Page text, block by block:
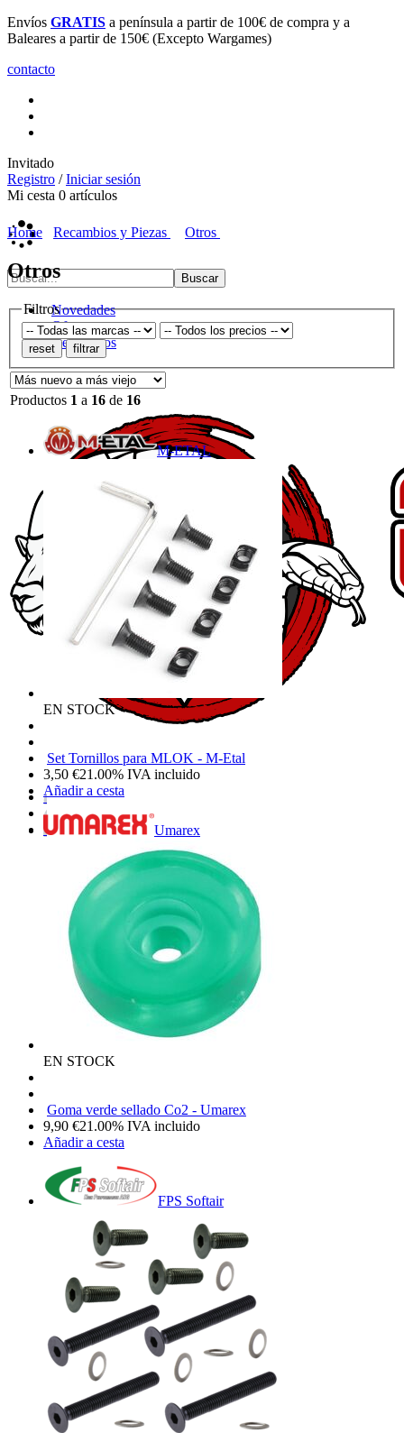
Envíos GRATIS a península a partir de 100€ de compra y a
Baleares a partir de 150€ (Excepto Wargames)
contacto
Invitado
Registro /Iniciar sesión
Mi cesta 0 artículos
Novedades
Ofertas
Destacados
Home Recambios y Piezas Otros
Otros
Filtros
Productos 1 a 16 de 16
M-ETAL
EN STOCK
Set Tornillos para MLOK - M-Etal
3,50 €21.00% IVA incluido
Añadir a cesta
Umarex
EN STOCK
Goma verde sellado Co2 - Umarex
9,90 €21.00% IVA incluido
Añadir a cesta
FPS Softair